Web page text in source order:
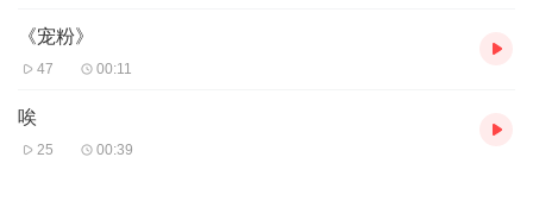
《宠粉》
47 00:11
唉
25 00:39